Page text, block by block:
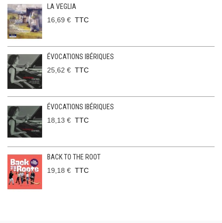
LA VEGLIA
16,69 € TTC
ÉVOCATIONS IBÉRIQUES
25,62 € TTC
ÉVOCATIONS IBÉRIQUES
18,13 € TTC
BACK TO THE ROOT
19,18 € TTC